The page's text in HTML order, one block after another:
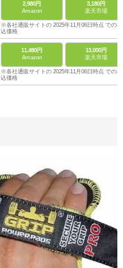
2,980円
Amazon
3,180円
楽天市場
※各社通販サイトの 2025年11月06日時点 での税
込価格
11,480円
Amazon
13,000円
楽天市場
※各社通販サイトの 2025年11月06日時点 での税
込価格